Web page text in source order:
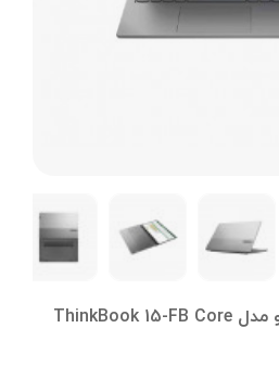
لپ تاپ 15.6 اینچی لنوو مدل ThinkBook 15-FB Core